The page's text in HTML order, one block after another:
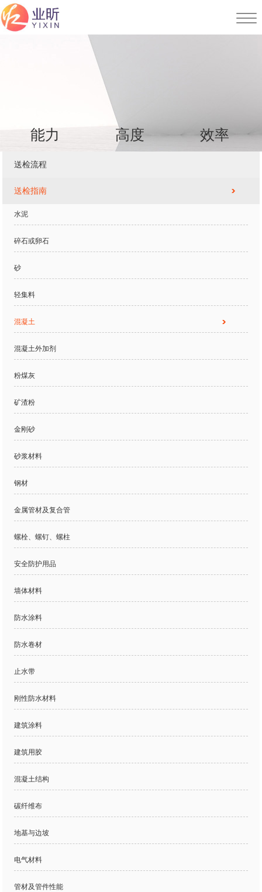
能力 高度 效率
送检流程
送检指南
水泥
碎石或卵石
砂
轻集料
混凝土
混凝土外加剂
粉煤灰
矿渣粉
金刚砂
砂浆材料
钢材
金属管材及复合管
螺栓、螺钉、螺柱
安全防护用品
墙体材料
防水涂料
防水卷材
止水带
刚性防水材料
建筑涂料
建筑用胶
混凝土结构
碳纤维布
地基与边坡
电气材料
管材及管件性能